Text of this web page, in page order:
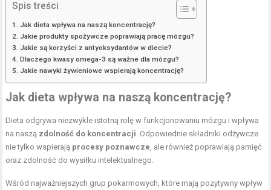
Spis treści
Jak dieta wpływa na naszą koncentrację?
Jakie produkty spożywcze poprawiają pracę mózgu?
Jakie są korzyści z antyoksydantów w diecie?
Dlaczego kwasy omega-3 są ważne dla mózgu?
Jakie nawyki żywieniowe wspierają koncentrację?
Jak dieta wpływa na naszą koncentrację?
Dieta odgrywa niezwykle istotną rolę w funkcjonowaniu mózgu i wpływa
na naszą zdolność do koncentracji. Odpowiednie składniki odżywcze
nie tylko wspierają procesy poznawcze, ale również poprawiają pamięć
oraz zdolność do wysiłku intelektualnego.
Wśród najważniejszych grup pokarmowych, które mają pozytywny wpływ